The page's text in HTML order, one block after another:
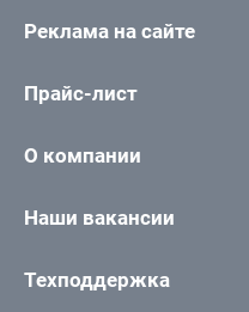
Реклама на сайте
Прайс-лист
О компании
Наши вакансии
Техподдержка